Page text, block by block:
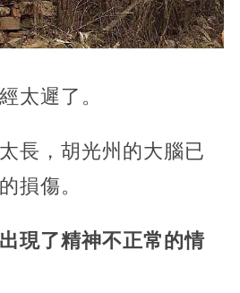
太遲了。
長，胡光州的大腦已
損傷。
現了精神不正常的情